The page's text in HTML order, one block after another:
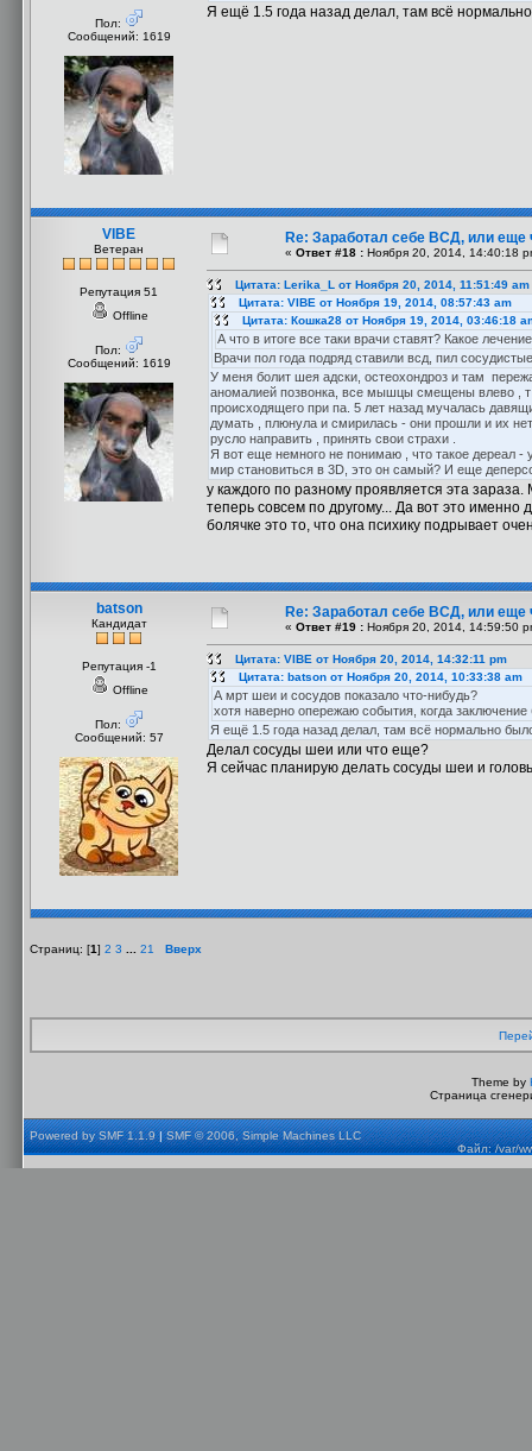
Пол:
Сообщений: 1619
Я ещё 1.5 года назад делал, там всё
VIBE
Ветеран
Репутация 51
Offline
Пол:
Сообщений: 1619
Re: Заработал себе ВСД, или еще
« Ответ #18 : Ноября 20, 2014, 14:40:18
Цитата: Lerika_L от Ноября 20, 2014, 11:51:49 am
Цитата: VIBE от Ноября 19, 2014, 08:57:43 am
Цитата: Кошка28 от Ноября 19, 2014, 03:46:18
А что в итоге все таки врачи ставят? Какое
Врачи пол года подряд ставили всд, пил
У меня болит шея адски, остеохондроз и там
аномалией позвонка, все мышцы смещены влево , т
происходящего при па. 5 лет назад мучалась
думать , плюнула и смирилась - они прошли и их
русло направить , принять свои страхи .
Я вот еще немного не понимаю , что такое дереал -
мир становиться в 3D, это он самый? И еще
у каждого по разному проявляется эта
теперь совсем по другому... Да вот это именно
болячке это то, что она психику подрывает
batson
Кандидат
Репутация -1
Offline
Пол:
Сообщений: 57
Re: Заработал себе ВСД, или еще
« Ответ #19 : Ноября 20, 2014, 14:59:50
Цитата: VIBE от Ноября 20, 2014, 14:32:11 pm
Цитата: batson от Ноября 20, 2014, 10:33:38 am
А мрт шеи и сосудов показало что-нибудь?
хотя наверно опережаю события, когда заключение
Я ещё 1.5 года назад делал, там всё нормально
Делал сосуды шеи или что еще?
Я сейчас планирую делать сосуды шеи и
Страниц: [1] 2 3 21 Вверх
Theme by
Страница
Powered by SMF 1.1.9|SMF © 2006, Simple Machines LLC
Файл: /var/